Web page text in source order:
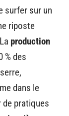
surfer sur un
riposte
production
% des
dans le
de pratiques